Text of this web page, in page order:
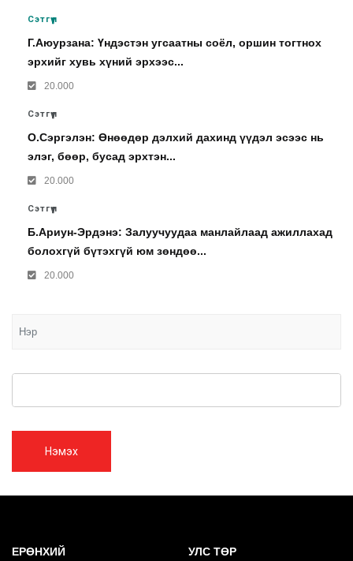
Сэтгүүл
Г.Аюурзана: Үндэстэн угсаатны соёл, оршин тогтнох
эрхийг хувь хүний эрхээс...
20.000
Сэтгүүл
О.Сэргэлэн: Өнөөдөр дэлхий дахинд үүдэл эсээс нь
элэг, бөөр, бусад эрхтэн...
20.000
Сэтгүүл
Б.Ариун-Эрдэнэ: Залуучуудаа манлайлаад ажиллахад
болохгүй бүтэхгүй юм зөндөө...
20.000
Нэмэх
ЕРӨНХИЙ УЛС ТӨР